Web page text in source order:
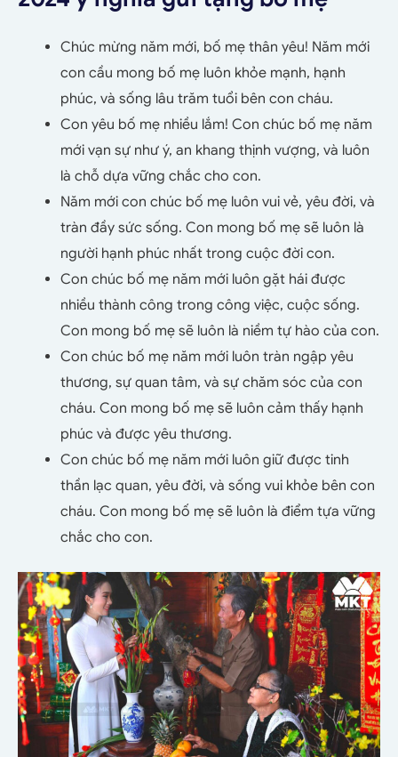
Chúc mừng năm mới, bố mẹ thân yêu! Năm mới
con cầu mong bố mẹ luôn khỏe mạnh, hạnh
phúc, và sống lâu trăm tuổi bên con cháu.
Con yêu bố mẹ nhiều lắm! Con chúc bố mẹ năm
mới vạn sự như ý, an khang thịnh vượng, và luôn
là chỗ dựa vững chắc cho con.
Năm mới con chúc bố mẹ luôn vui vẻ, yêu đời, và
tràn đầy sức sống. Con mong bố mẹ sẽ luôn là
người hạnh phúc nhất trong cuộc đời con.
Con chúc bố mẹ năm mới luôn gặt hái được
nhiều thành công trong công việc, cuộc sống.
Con mong bố mẹ sẽ luôn là niềm tự hào của con.
Con chúc bố mẹ năm mới luôn tràn ngập yêu
thương, sự quan tâm, và sự chăm sóc của con
cháu. Con mong bố mẹ sẽ luôn cảm thấy hạnh
phúc và được yêu thương.
Con chúc bố mẹ năm mới luôn giữ được tinh
thần lạc quan, yêu đời, và sống vui khỏe bên con
cháu. Con mong bố mẹ sẽ luôn là điểm tựa vững
chắc cho con.